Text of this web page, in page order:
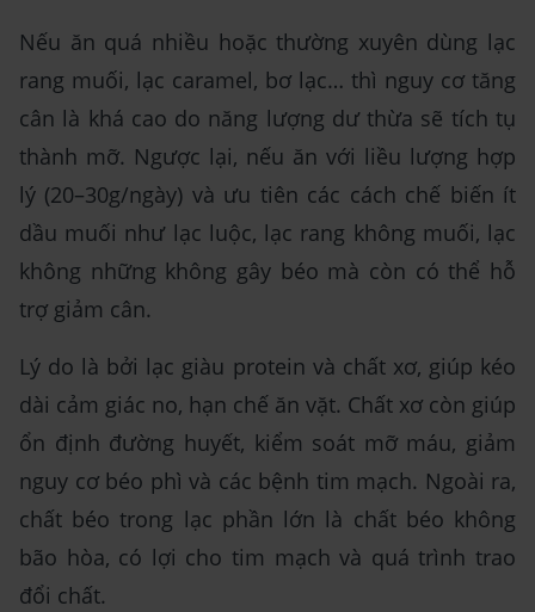
Nếu ăn quá nhiều hoặc thường xuyên dùng lạc
rang muối, lạc caramel, bơ lạc… thì nguy cơ tăng
cân là khá cao do năng lượng dư thừa sẽ tích tụ
thành mỡ. Ngược lại, nếu ăn với liều lượng hợp
lý (20–30g/ngày) và ưu tiên các cách chế biến ít
dầu muối như lạc luộc, lạc rang không muối, lạc
không những không gây béo mà còn có thể hỗ
trợ giảm cân.
Lý do là bởi lạc giàu protein và chất xơ, giúp kéo
dài cảm giác no, hạn chế ăn vặt. Chất xơ còn giúp
ổn định đường huyết, kiểm soát mỡ máu, giảm
nguy cơ béo phì và các bệnh tim mạch. Ngoài ra,
chất béo trong lạc phần lớn là chất béo không
bão hòa, có lợi cho tim mạch và quá trình trao
đổi chất.